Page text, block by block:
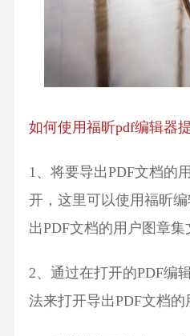
如何使用福昕pdf编辑器
1、将要导出PDF文档的
开，这里可以使用福昕
出PDF文档的用户图章集
2、通过在打开的PDF编
法来打开导出PDF文档的